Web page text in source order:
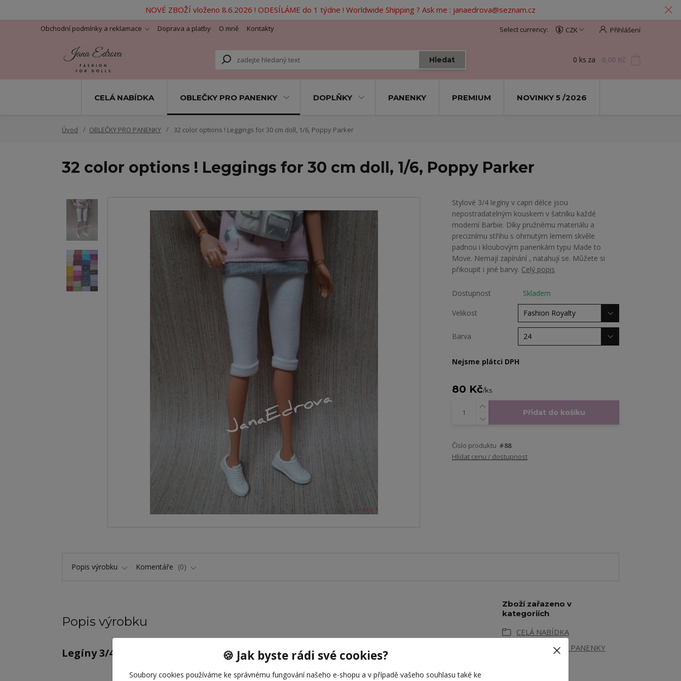
NOVÉ ZBOŽÍ vloženo 8.6.2026 ! ODESÍLÁME do 1 týdne ! Worldwide Shipping ? Ask me : janaedrova@seznam.cz
Obchodní podmínky a reklamace Doprava a platby O mně Kontakty CZK Přihlášení
Hledat 0 ks za
CELÁ NABÍDKA OBLEČKY PRO PANENKY DOPLŇKY PANENKY PREMIUM NOVINKY 5 /2026
Úvod OBLEČKY PRO PANENKY 32 color options ! Leggings for 30 cm doll, 1/6, Poppy Parker
32 color options ! Leggings for 30 cm doll, 1/6, Poppy Parker
​Stylové 3/4 legíny v capri délce jsou
nepostradatelným kouskem v šatníku každé
moderní Barbie. Díky pružnému materiálu a
preciznímu střihu s ohrnutým lemem skvěle
padnou i kloubovým panenkám typu Made to
Move. Nemají zapínání , natahují se. Můžete si
přikoupit i jiné barvy. Celý popis
Dostupnost Skladem
Velikost
Barva
Nejsme plátci DPH
80 Kč/ks
Přidat do košíku
Číslo produktu #88
Hlídat cenu / dostupnost
Popis výrobku Komentáře 0
Popis výrobku
Legíny 3/4 pro panenky Barbie
Zboží zařazeno v
kategoriích
CELÁ NABÍDKA
OBLEČKY PRO PANENKY
🍪 Jak byste rádi své cookies?
Soubory cookies používáme ke správnému fungování našeho e-shopu a v případě vašeho souhlasu také ke